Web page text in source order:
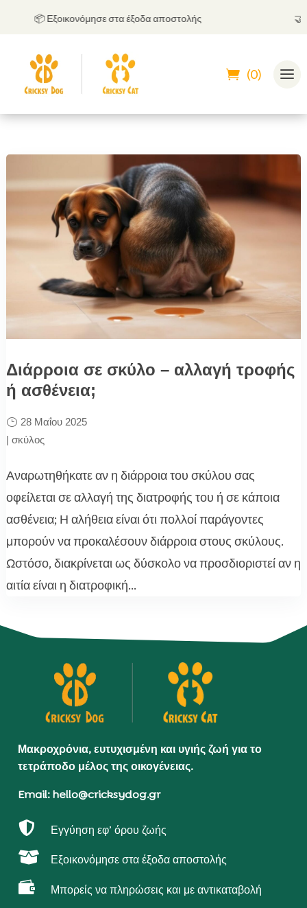
📦 Εξοικονόμησε στα έξοδα αποστολής
(0)
Διάρροια σε σκύλο – αλλαγή τροφής
ή ασθένεια;
28 Μαΐου 2025
| σκύλος
Αναρωτηθήκατε αν η διάρροια του σκύλου σας
οφείλεται σε αλλαγή της διατροφής του ή σε κάποια
ασθένεια; Η αλήθεια είναι ότι πολλοί παράγοντες
μπορούν να προκαλέσουν διάρροια στους σκύλους.
Ωστόσο, διακρίνεται ως δύσκολο να προσδιοριστεί αν η
αιτία είναι η διατροφική...
Μακροχρόνια, ευτυχισμένη και υγιής ζωή για το
τετράποδο μέλος της οικογένειας.
Email: hello@cricksydog.gr
 Εγγύηση εφ’ όρου ζωής
 Εξοικονόμησε στα έξοδα αποστολής
 Μπορείς να πληρώσεις και με αντικαταβολή